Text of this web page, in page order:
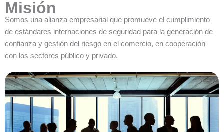
Misión
Somos una alianza empresarial que promueve el cumplimiento
de estándares internaciones de seguridad para la generación de
confianza y gestión del riesgo en el comercio, en cooperación
con los sectores público y privado.